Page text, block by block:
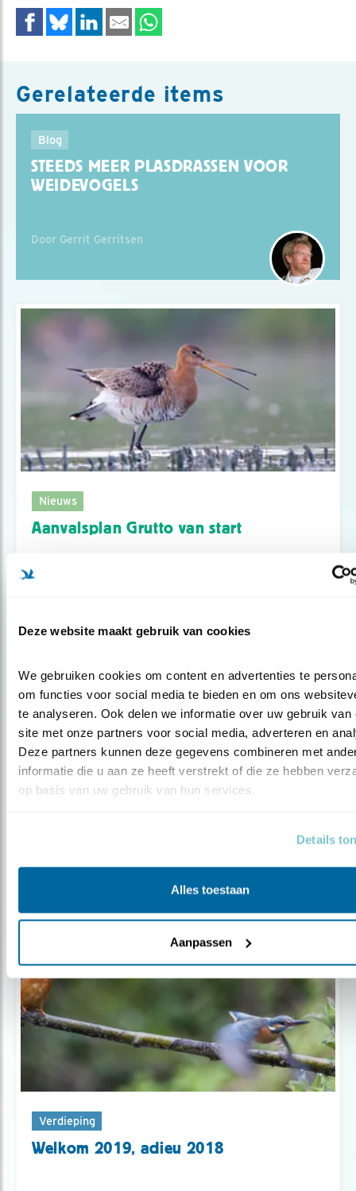
Deze website maakt gebruik van cookies
We gebruiken cookies om content en advertenties te
om functies voor social media te bieden en om ons
te analyseren. Ook delen we informatie over uw gebruik van
site met onze partners voor social media, adverteren en
Deze partners kunnen deze gegevens combineren met
informatie die u aan ze heeft verstrekt of die ze hebben
op basis van uw gebruik van hun services.
Details
Alles toestaan
Aanpassen
Gerelateerde items
Blog
STEEDS MEER PLASDRASSEN VOOR
WEIDEVOGELS
Door Gerrit Gerritsen
Nieuws
Aanvalsplan Grutto van start
Verdieping
Welkom 2019, adieu 2018